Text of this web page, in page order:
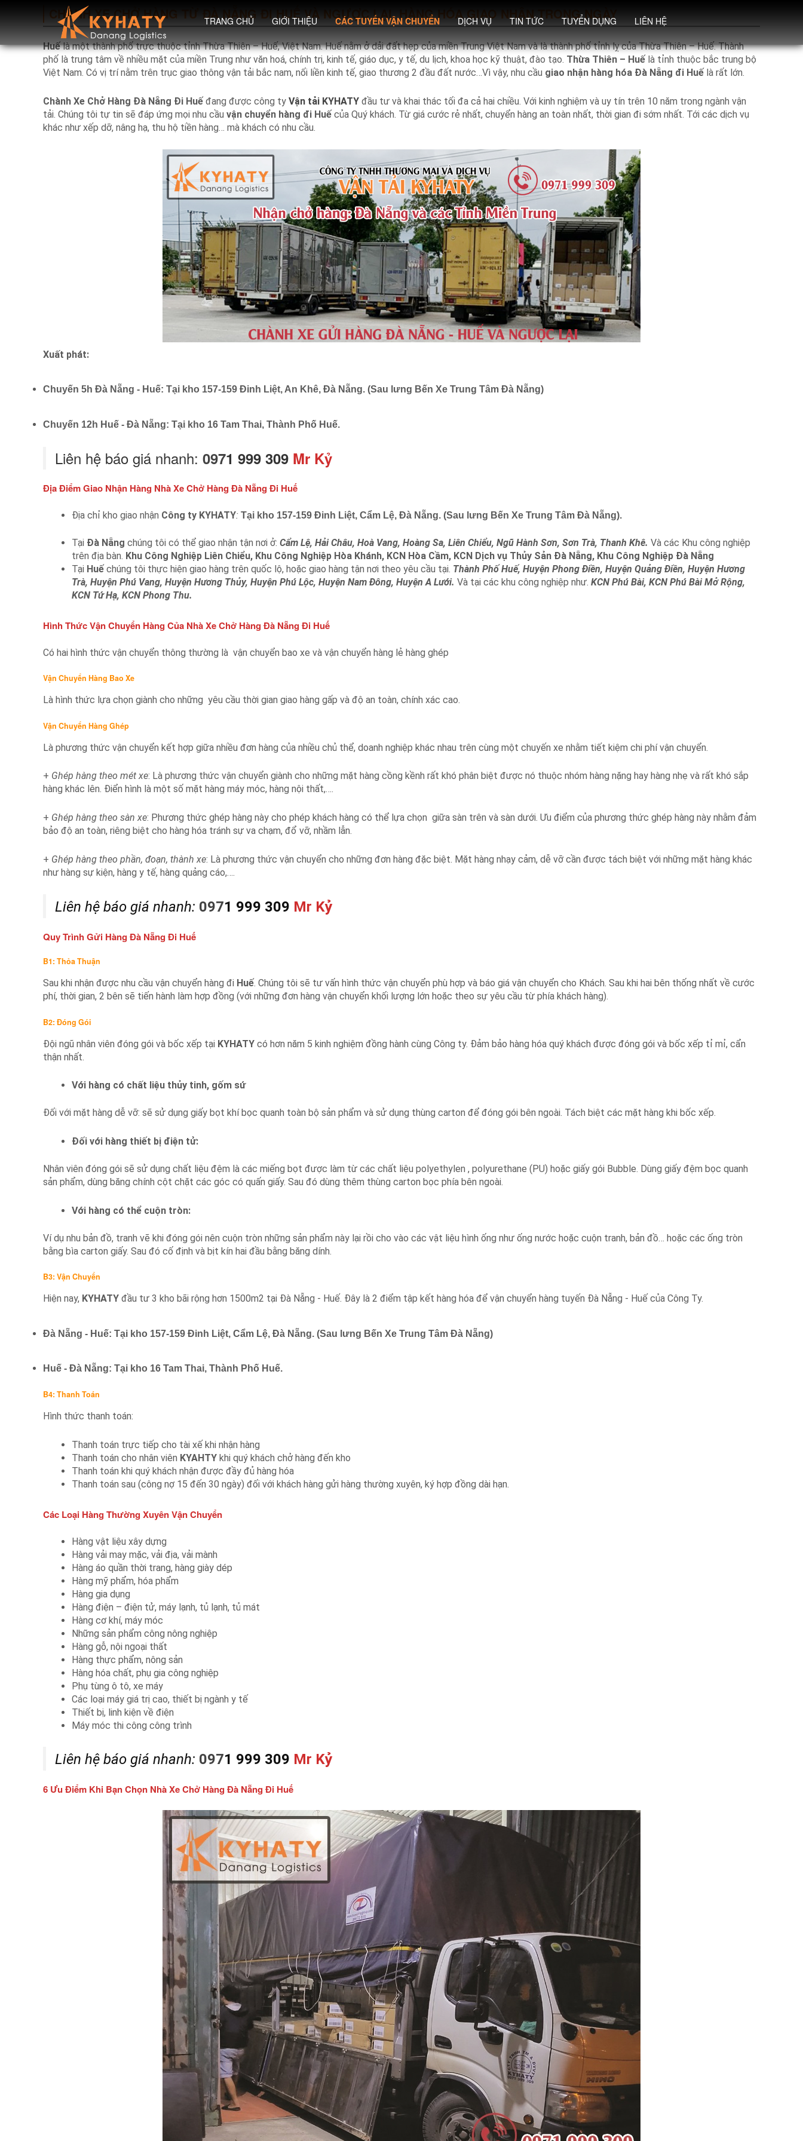
TRANG CHỦ GIỚI THIỆU CÁC TUYẾN VẬN CHUYỂN DỊCH VỤ TIN TỨC TUYỂN DỤNG LIÊN HỆ
CHÀNH XE CHỞ HÀNG TỪ ĐÀ NẴNG ĐI HUẾ VÀ NGƯỢC LẠI. HÀNG HÓA GIAO NHẬN TRONG NGÀY
Huếlà một thành phố trực thuộc tỉnh Thừa Thiên – Huế, Việt Nam. Huế nằm ở dải đất hẹp của miền Trung Việt Nam và là thành phố tỉnh lỵ của Thừa Thiên – Huế. Thành
phố là trung tâm về nhiều mặt của miền Trung như văn hoá, chính trị, kinh tế, giáo dục, y tế, du lịch, khoa học kỹ thuật, đào tạo. Thừa Thiên – Huế là tỉnh thuộc bắc trung bộ
Việt Nam. Có vị trí nằm trên trục giao thông vận tải bắc nam, nối liền kinh tế, giao thương 2 đầu đất nước…Vì vậy, nhu cầu giao nhận hàng hóa Đà Nẵng đi Huế là rất lớn.
Chành Xe Chở Hàng Đà Nẵng Đi Huế đang được công ty Vận tải KYHATY đầu tư và khai thác tối đa cả hai chiều. Với kinh nghiệm và uy tín trên 10 năm trong ngành vận
tải. Chúng tôi tự tin sẽ đáp ứng mọi nhu cầu vận chuyển hàng đi Huế của Quý khách. Từ giá cước rẻ nhất, chuyển hàng an toàn nhất, thời gian đi sớm nhất. Tới các dịch vụ
khác như xếp dỡ, nâng hạ, thu hộ tiền hàng… mà khách có nhu cầu.
Xuất phát:
Chuyến 5h Đà Nẵng - Huế: Tại kho 157-159 Đinh Liệt, An Khê, Đà Nẵng. (Sau lưng Bến Xe Trung Tâm Đà Nẵng)
Chuyến 12h Huế - Đà Nẵng: Tại kho 16 Tam Thai, Thành Phố Huế.
Liên hệ báo giá nhanh:0971 999 309 Mr Kỷ
Địa Điểm Giao Nhận Hàng Nhà Xe Chở Hàng Đà Nẵng Đi Huế
Địa chỉ kho giao nhận Công ty KYHATY: Tại kho 157-159 Đinh Liệt, Cẩm Lệ, Đà Nẵng. (Sau lưng Bến Xe Trung Tâm Đà Nẵng).
Tại Đà Nẵng chúng tôi có thể giao nhận tận nơi ở: Cẩm Lệ, Hải Châu, Hoà Vang, Hoàng Sa, Liên Chiểu, Ngũ Hành Sơn, Sơn Trà, Thanh Khê. Và các Khu công nghiệp
trên địa bàn. Khu Công Nghiệp Liên Chiểu, Khu Công Nghiệp Hòa Khánh, KCN Hòa Cầm, KCN Dịch vụ Thủy Sản Đà Nẵng, Khu Công Nghiệp Đà Nẵng
Tại Huế chúng tôi thực hiện giao hàng trên quốc lộ, hoặc giao hàng tận nơi theo yêu cầu tại. Thành Phố Huế, Huyện Phong Điền, Huyện Quảng Điền, Huyện Hương
Trà, Huyện Phú Vang, Huyện Hương Thủy, Huyện Phú Lộc, Huyện Nam Đông, Huyện A Lưới. Và tại các khu công nghiệp như. KCN Phú Bài, KCN Phú Bài Mở Rộng,
KCN Tứ Hạ, KCN Phong Thu.
Hình Thức Vận Chuyển Hàng Của Nhà Xe Chở Hàng Đà Nẵng Đi Huế
Có hai hình thức vận chuyển thông thường là vận chuyển bao xe và vận chuyển hàng lẻ hàng ghép
Vận Chuyển Hàng Bao Xe
Là hình thức lựa chọn giành cho những yêu cầu thời gian giao hàng gấp và độ an toàn, chính xác cao.
Vận Chuyển Hàng Ghép
Là phương thức vận chuyển kết hợp giữa nhiều đơn hàng của nhiều chủ thể, doanh nghiệp khác nhau trên cùng một chuyến xe nhằm tiết kiệm chi phí vận chuyển.
+ Ghép hàng theo mét xe: Là phương thức vận chuyển giành cho những mặt hàng cồng kềnh rất khó phân biệt được nó thuộc nhóm hàng nặng hay hàng nhẹ và rất khó sắp
hàng khác lên. Điển hình là một số mặt hàng máy móc, hàng nội thất,….
+ Ghép hàng theo sàn xe: Phương thức ghép hàng này cho phép khách hàng có thể lựa chọn giữa sàn trên và sàn dưới. Ưu điểm của phương thức ghép hàng này nhằm đảm
bảo độ an toàn, riêng biệt cho hàng hóa tránh sự va chạm, đổ vỡ, nhầm lẫn.
+ Ghép hàng theo phần, đoạn, thành xe: Là phương thức vận chuyển cho những đơn hàng đặc biệt. Mặt hàng nhạy cảm, dễ vỡ cần được tách biệt với những mặt hàng khác
như hàng sự kiện, hàng y tế, hàng quảng cáo,….
Liên hệ báo giá nhanh: 0971 999 309 Mr Kỷ
Quy Trình Gửi Hàng Đà Nẵng Đi Huế
B1: Thỏa Thuận
Sau khi nhận được nhu cầu vận chuyển hàng đi Huế. Chúng tôi sẽ tư vấn hình thức vận chuyển phù hợp và báo giá vận chuyển cho Khách. Sau khi hai bên thống nhất về cước
phí, thời gian, 2 bên sẽ tiến hành làm hợp đồng (với những đơn hàng vận chuyển khối lượng lớn hoặc theo sự yêu cầu từ phía khách hàng).
B2: Đóng Gói
Đội ngũ nhân viên đóng gói và bốc xếp tại KYHATY có hơn năm 5 kinh nghiệm đồng hành cùng Công ty. Đảm bảo hàng hóa quý khách được đóng gói và bốc xếp tỉ mỉ, cẩn
thận nhất.
Với hàng có chất liệu thủy tinh, gốm sứ
Đối với mặt hàng dễ vỡ: sẽ sử dụng giấy bọt khí bọc quanh toàn bộ sản phẩm và sử dụng thùng carton để đóng gói bên ngoài. Tách biệt các mặt hàng khi bốc xếp.
Đối với hàng thiết bị điện tử:
Nhân viên đóng gói sẽ sử dụng chất liệu đệm là các miếng bọt được làm từ các chất liệu polyethylen , polyurethane (PU) hoặc giấy gói Bubble. Dùng giấy đệm bọc quanh
sản phẩm, dùng băng chính cột chặt các góc có quấn giấy. Sau đó dùng thêm thùng carton bọc phía bên ngoài.
Với hàng có thể cuộn tròn:
Ví dụ nhu bản đồ, tranh vẽ khi đóng gói nên cuộn tròn những sản phẩm này lại rồi cho vào các vật liệu hình ống như ống nước hoặc cuộn tranh, bản đồ… hoặc các ống tròn
bằng bìa carton giấy. Sau đó cố định và bịt kín hai đầu bằng băng dính.
B3: Vận Chuyển
Hiện nay, KYHATY đầu tư 3 kho bãi rộng hơn 1500m2 tại Đà Nẵng - Huế. Đây là 2 điểm tập kết hàng hóa để vận chuyển hàng tuyến Đà Nẵng - Huế của Công Ty.
Đà Nẵng - Huế: Tại kho 157-159 Đinh Liệt, Cẩm Lệ, Đà Nẵng. (Sau lưng Bến Xe Trung Tâm Đà Nẵng)
Huế - Đà Nẵng: Tại kho 16 Tam Thai, Thành Phố Huế.
B4: Thanh Toán
Hình thức thanh toán:
Thanh toán trực tiếp cho tài xế khi nhận hàng
Thanh toán cho nhân viên KYAHTY khi quý khách chở hàng đến kho
Thanh toán khi quý khách nhận được đầy đủ hàng hóa
Thanh toán sau (công nợ 15 đến 30 ngày) đối với khách hàng gửi hàng thường xuyên, ký hợp đồng dài hạn.
Các Loại Hàng Thường Xuyên Vận Chuyển
Hàng vật liệu xây dựng
Hàng vải may mặc, vải địa, vải mành
Hàng áo quần thời trang, hàng giày dép
Hàng mỹ phẩm, hóa phẩm
Hàng gia dụng
Hàng điện – điện tử, máy lạnh, tủ lạnh, tủ mát
Hàng cơ khí, máy móc
Những sản phẩm công nông nghiệp
Hàng gỗ, nội ngoại thất
Hàng thực phẩm, nông sản
Hàng hóa chất, phụ gia công nghiệp
Phụ tùng ô tô, xe máy
Các loại máy giá trị cao, thiết bị ngành y tế
Thiết bị, linh kiện về điện
Máy móc thi công công trình
Liên hệ báo giá nhanh: 0971 999 309 Mr Kỷ
6 Ưu Điểm Khi Bạn Chọn Nhà Xe Chở Hàng Đà Nẵng Đi Huế